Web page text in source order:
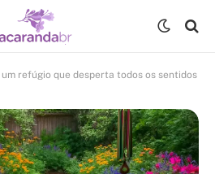
refúgio que desperta todos os sentidos